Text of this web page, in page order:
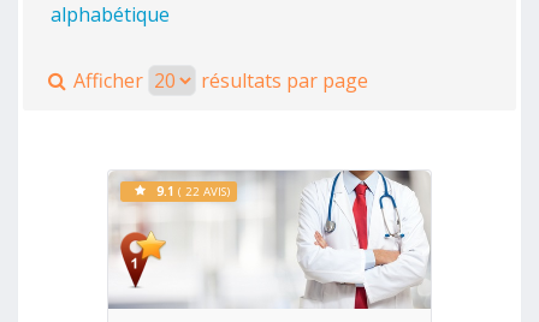
alphabétique
Afficher résultats par page
Voir
9.1 ( 22 AVIS)